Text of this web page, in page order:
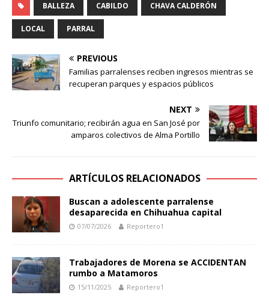
BALLEZA CABILDO CHAVA CALDERÓN
LOCAL PARRAL
PREVIOUS
Familias parralenses reciben ingresos mientras se
recuperan parques y espacios públicos
NEXT
Triunfo comunitario; recibirán agua en San José por
amparos colectivos de Alma Portillo
ARTÍCULOS RELACIONADOS
Buscan a adolescente parralense
desaparecida en Chihuahua capital
07/07/2026 Reportero1
Trabajadores de Morena se ACCIDENTAN
rumbo a Matamoros
15/11/2025 Reportero1